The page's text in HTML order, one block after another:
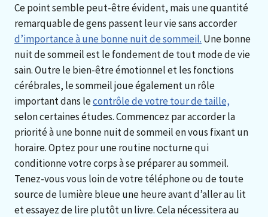
Ce point semble peut-être évident, mais une quantité
remarquable de gens passent leur vie sans accorder
d’importance à une bonne nuit de sommeil. Une bonne
nuit de sommeil est le fondement de tout mode de vie
sain. Outre le bien-être émotionnel et les fonctions
cérébrales, le sommeil joue également un rôle
important dans lecontrôle de votre tour de taille,
selon certaines études. Commencez par accorder la
priorité à une bonne nuit de sommeil en vous fixant un
horaire. Optez pour une routine nocturne qui
conditionne votre corps à se préparer au sommeil.
Tenez-vous vous loin de votre téléphone ou de toute
source de lumière bleue une heure avant d’aller au lit
et essayez de lire plutôt un livre. Cela nécessitera au